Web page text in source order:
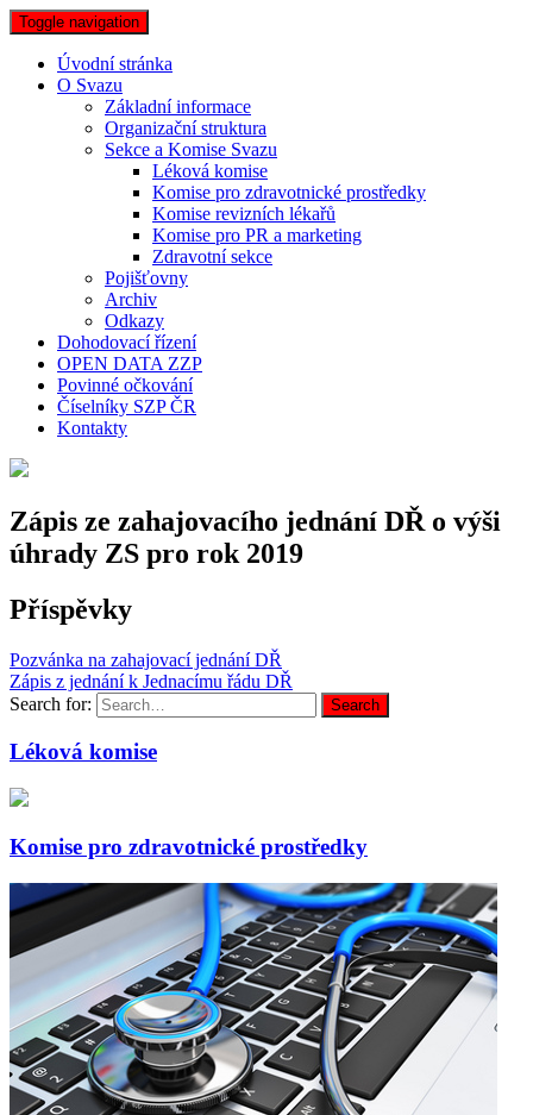
Toggle navigation
Úvodní stránka
O Svazu
Základní informace
Organizační struktura
Sekce a Komise Svazu
Léková komise
Komise pro zdravotnické prostředky
Komise revizních lékařů
Komise pro PR a marketing
Zdravotní sekce
Pojišťovny
Archiv
Odkazy
Dohodovací řízení
OPEN DATA ZZP
Povinné očkování
Číselníky SZP ČR
Kontakty
Zápis ze zahajovacího jednání DŘ o výši
úhrady ZS pro rok 2019
Příspěvky
Pozvánka na zahajovací jednání DŘ
Zápis z jednání k Jednacímu řádu DŘ
Search for:
Search
Léková komise
Komise pro zdravotnické prostředky